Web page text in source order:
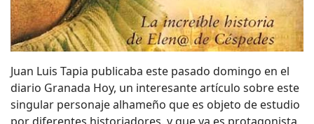
Juan Luis Tapia publicaba este pasado domingo en el
diario Granada Hoy, un interesante artículo sobre este
singular personaje alhameño que es objeto de estudio